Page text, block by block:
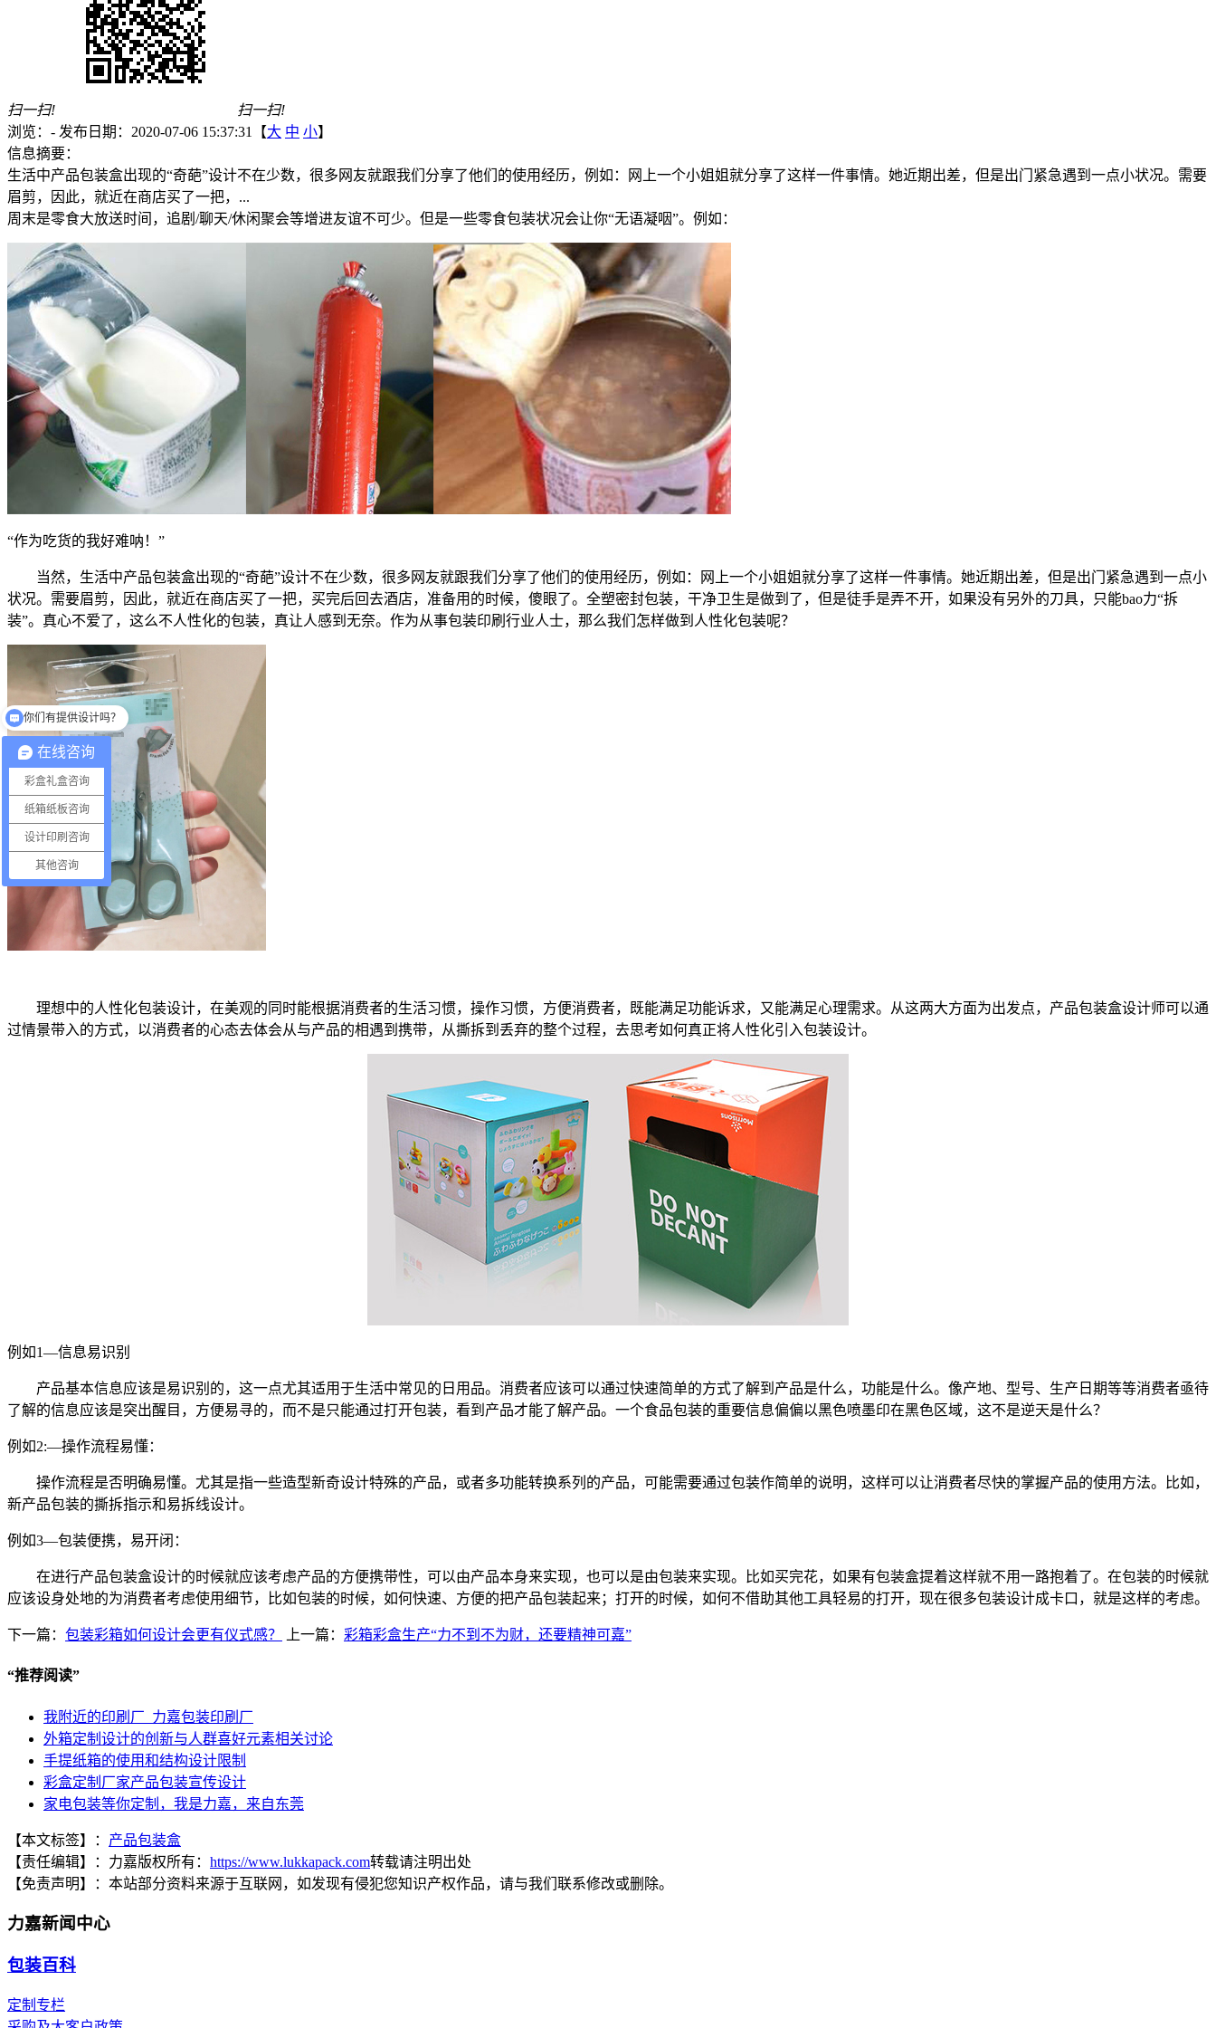
扫一扫!
扫一扫!
浏览： - 发布日期：2020-07-06 15:37:31【大 中 小】
信息摘要：
生活中产品包装盒出现的“奇葩”设计不在少数，很多网友就跟我们分享了他们的使用经历，例如：网上一个小姐姐就分享了这样一件事情。她近期出差，但是出门紧急遇到一点小状况。需要
眉剪，因此，就近在商店买了一把，...
周末是零食大放送时间，追剧/聊天/休闲聚会等增进友谊不可少。但是一些零食包装状况会让你“无语凝咽”。例如：
“作为吃货的我好难呐！ ”
当然，生活中产品包装盒出现的“奇葩”设计不在少数，很多网友就跟我们分享了他们的使用经历，例如：网上一个小姐姐就分享了这样一件事情。她近期出差，但是出门紧急遇到一点小
状况。需要眉剪，因此，就近在商店买了一把，买完后回去酒店，准备用的时候，傻眼了。 全塑密封包装，干净卫生是做到了，但是徒手是弄不开，如果没有另外的刀具，只能bao力“拆
装”。真心不爱了，这么不人性化的包装，真让人感到无奈。作为从事包装印刷行业人士，那么我们怎样做到人性化包装呢？
理想中的人性化包装设计，在美观的同时能根据消费者的生活习惯，操作习惯，方便消费者，既能满足功能诉求，又能满足心理需求。从这两大方面为出发点，产品包装盒设计师可以通
过情景带入的方式，以消费者的心态去体会从与产品的相遇到携带，从撕拆到丢弃的整个过程，去思考如何真正将人性化引入包装设计。
例如1—信息易识别
产品基本信息应该是易识别的，这一点尤其适用于生活中常见的日用品。消费者应该可以通过快速简单的方式了解到产品是什么，功能是什么。像产地、型号、生产日期等等消费者亟待
了解的信息应该是突出醒目，方便易寻的，而不是只能通过打开包装，看到产品才能了解产品。一个食品包装的重要信息偏偏以黑色喷墨印在黑色区域，这不是逆天是什么？
例如2:—操作流程易懂：
操作流程是否明确易懂。尤其是指一些造型新奇设计特殊的产品，或者多功能转换系列的产品，可能需要通过包装作简单的说明，这样可以让消费者尽快的掌握产品的使用方法。比如，
新产品包装的撕拆指示和易拆线设计。
例如3—包装便携，易开闭：
在进行产品包装盒设计的时候就应该考虑产品的方便携带性，可以由产品本身来实现，也可以是由包装来实现。比如买完花，如果有包装盒提着这样就不用一路抱着了。在包装的时候就
应该设身处地的为消费者考虑使用细节，比如包装的时候，如何快速、方便的把产品包装起来；打开的时候，如何不借助其他工具轻易的打开，现在很多包装设计成卡口，就是这样的考虑。
下一篇： 包装彩箱如何设计会更有仪式感？ 上一篇： 彩箱彩盒生产“力不到不为财，还要精神可嘉”
“推荐阅读”
我附近的印刷厂_力嘉包装印刷厂
外箱定制设计的创新与人群喜好元素相关讨论
手提纸箱的使用和结构设计限制
彩盒定制厂家产品包装宣传设计
家电包装等你定制，我是力嘉，来自东莞
【本文标签】： 产品包装盒
【责任编辑】： 力嘉版权所有： https://www.lukkapack.com转载请注明出处
【免责声明】： 本站部分资料来源于互联网，如发现有侵犯您知识产权作品，请与我们联系修改或删除。
力嘉新闻中心
包装百科
定制专栏
在线咨询
彩盒礼盒咨询
纸箱纸板咨询
设计印刷咨询
其他咨询
你们有提供设计吗？